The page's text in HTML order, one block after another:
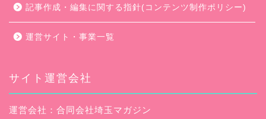
記事作成・編集に関する指針(コンテンツ制作ポリシー)
運営サイト・事業一覧
サイト運営会社
運営会社：合同会社埼玉マガジン